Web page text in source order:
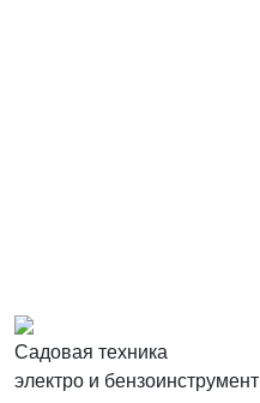
Садовая техника
электро и бензоинструмент